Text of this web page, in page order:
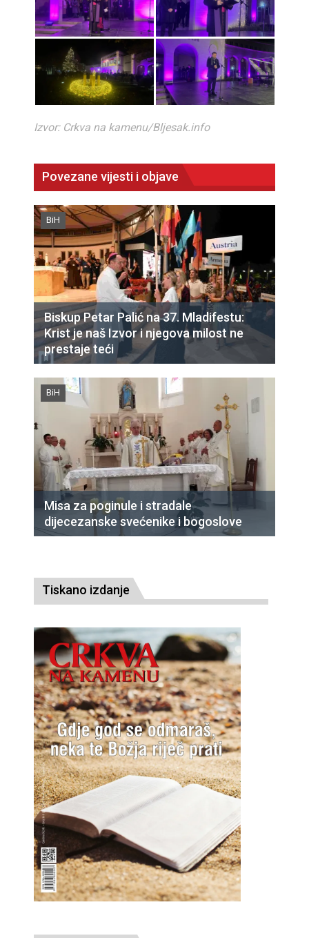
Izvor: Crkva na kamenu/Bljesak.info
Povezane vijesti i objave
BiH
Biskup Petar Palić na 37. Mladifestu:
Krist je naš Izvor i njegova milost ne
prestaje teći
BiH
Misa za poginule i stradale
dijecezanske svećenike i bogoslove
Tiskano izdanje